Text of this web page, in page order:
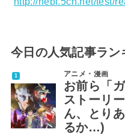
今日の人気記事ラン
アニメ・漫画
お前ら「
ストーリ
ん、とり
るか…)